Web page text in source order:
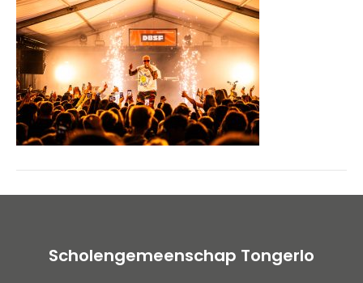
Scholengemeenschap Tongerlo